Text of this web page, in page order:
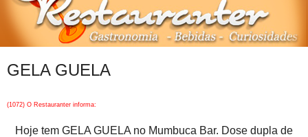
GELA GUELA
(1072) O Restauranter informa:
Hoje tem GELA GUELA no Mumbuca Bar. Dose dupla de